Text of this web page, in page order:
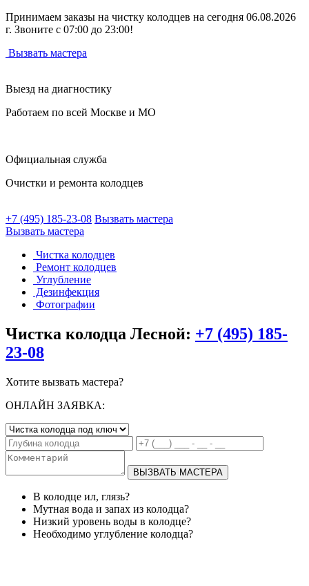
Принимаем заказы на чистку колодцев на сегодня 06.08.2026
г. Звоните с 07:00 до 23:00!
Вызвать мастера
Выезд на диагностику
Работаем по всей Москве и МО
Официальная служба
Очистки и ремонта колодцев
+7 (495) 185-23-08 Вызвать мастера
Вызвать мастера
Чистка колодцев
Ремонт колодцев
Углубление
Дезинфекция
Фотографии
Чистка колодца Лесной: +7 (495) 185-
23-08
Хотите вызвать мастера?
ОНЛАЙН ЗАЯВКА:
ВЫЗВАТЬ МАСТЕРА
В колодце ил, глязь?
Мутная вода и запах из колодца?
Низкий уровень воды в колодце?
Необходимо углубление колодца?